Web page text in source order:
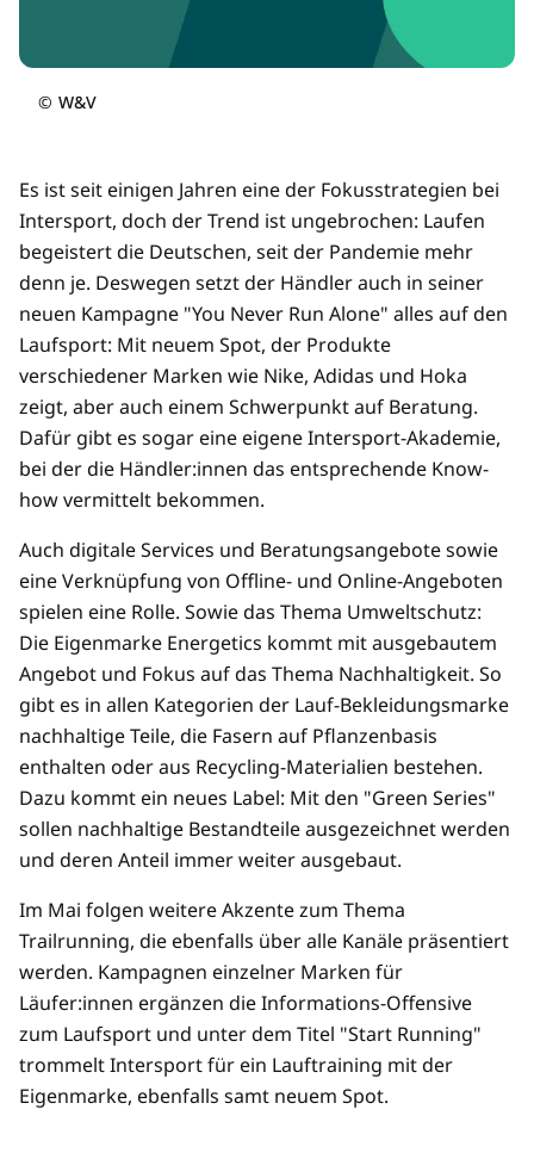
© W&V
Es ist seit einigen Jahren eine der Fokusstrategien bei
Intersport, doch der Trend ist ungebrochen: Laufen
begeistert die Deutschen, seit der Pandemie mehr
denn je. Deswegen setzt der Händler auch in seiner
neuen Kampagne "You Never Run Alone" alles auf den
Laufsport: Mit neuem Spot, der Produkte
verschiedener Marken wie Nike, Adidas und Hoka
zeigt, aber auch einem Schwerpunkt auf Beratung.
Dafür gibt es sogar eine eigene Intersport-Akademie,
bei der die Händler:innen das entsprechende Know-
how vermittelt bekommen.
Auch digitale Services und Beratungsangebote sowie
eine Verknüpfung von Offline- und Online-Angeboten
spielen eine Rolle. Sowie das Thema Umweltschutz:
Die Eigenmarke Energetics kommt mit ausgebautem
Angebot und Fokus auf das Thema Nachhaltigkeit. So
gibt es in allen Kategorien der Lauf-Bekleidungsmarke
nachhaltige Teile, die Fasern auf Pflanzenbasis
enthalten oder aus Recycling-Materialien bestehen.
Dazu kommt ein neues Label: Mit den "Green Series"
sollen nachhaltige Bestandteile ausgezeichnet werden
und deren Anteil immer weiter ausgebaut.
Im Mai folgen weitere Akzente zum Thema
Trailrunning, die ebenfalls über alle Kanäle präsentiert
werden. Kampagnen einzelner Marken für
Läufer:innen ergänzen die Informations-Offensive
zum Laufsport und unter dem Titel "Start Running"
trommelt Intersport für ein Lauftraining mit der
Eigenmarke, ebenfalls samt neuem Spot.